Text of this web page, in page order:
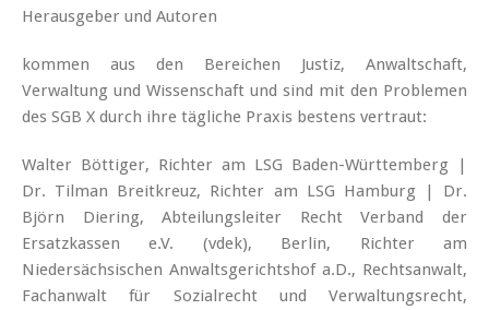
Herausgeber und Autoren
kommen aus den Bereichen Justiz, Anwaltschaft,
Verwaltung und Wissenschaft und sind mit den Problemen
des SGB X durch ihre tägliche Praxis bestens vertraut:
Walter Böttiger, Richter am LSG Baden-Württemberg |
Dr. Tilman Breitkreuz, Richter am LSG Hamburg | Dr.
Björn Diering, Abteilungsleiter Recht Verband der
Ersatzkassen e.V. (vdek), Berlin, Richter am
Niedersächsischen Anwaltsgerichtshof a.D., Rechtsanwalt,
Fachanwalt für Sozialrecht und Verwaltungsrecht,